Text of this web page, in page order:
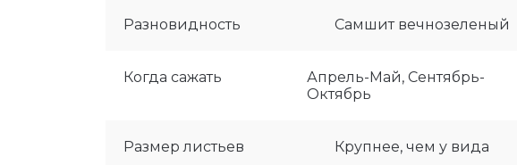
Разновидность Самшит вечнозеленый
Когда сажать
Апрель-Май, Сентябрь-
Октябрь
Размер листьев Крупнее, чем у вида